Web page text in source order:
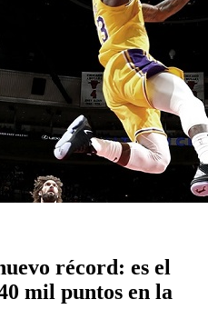
récord: es el
mil puntos en la